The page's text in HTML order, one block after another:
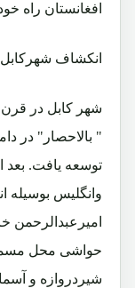
افغانستان راه
انکشاف
" بالاحصار" در
توسعه یافت. بعد
وانگلیس بوسیله
امیرعبدالرحمن
حواشی محل مسما
شیردروازه و